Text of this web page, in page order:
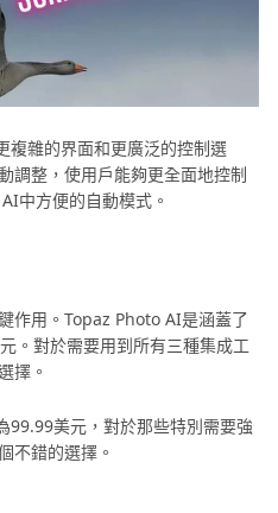
雜的界面和更廣泛的控制選
調整，使用戶能夠更全面地控制
中方便的自動模式。
作用。Topaz Photo AI是涵蓋了
。對於需要用到所有三種集成工
擇。
美元，對於那些特別需要強
不錯的選擇。